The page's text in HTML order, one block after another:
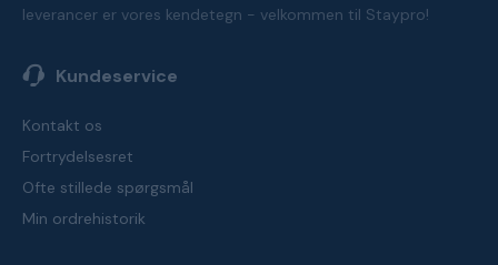
leverancer er vores kendetegn - velkommen til Staypro!
Kundeservice
Kontakt os
Fortrydelsesret
Ofte stillede spørgsmål
Min ordrehistorik